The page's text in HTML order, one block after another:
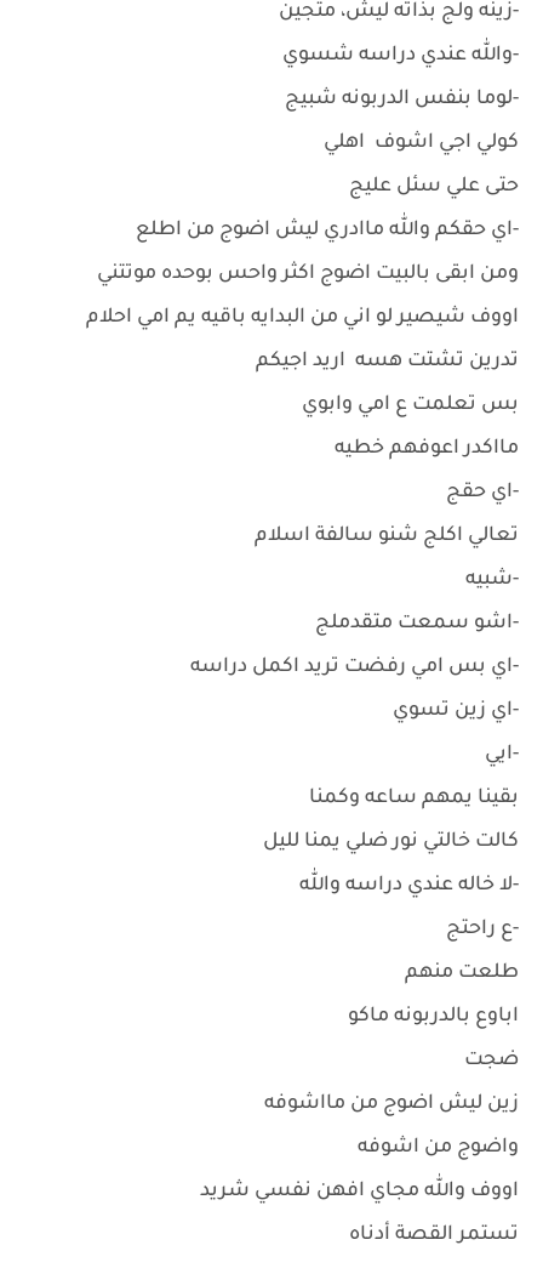
-زينه ولج بذاته ليش، متجين
-والله عندي دراسه شسوي
-لوما بنفس الدربونه شبيج
كولي اجي اشوف اهلي
حتى علي سئل عليج
-اي حقكم والله ماادري ليش اضوج من اطلع
ومن ابقى بالبيت اضوج اكثر واحس بوحده موتتني
اووف شيصير لو اني من البدايه باقيه يم امي احلام
تدرين تشتت هسه اريد اجيكم
بس تعلمت ع امي وابوي
مااكدر اعوفهم خطيه
-اي حقج
تعالي اكلج شنو سالفة اسلام
-شبيه
-اشو سمعت متقدملج
-اي بس امي رفضت تريد اكمل دراسه
-اي زين تسوي
-ايي
بقينا يمهم ساعه وكمنا
كالت خالتي نور ضلي يمنا لليل
-لا خاله عندي دراسه والله
-ع راحتج
طلعت منهم
اباوع بالدربونه ماكو
ضجت
زين ليش اضوج من مااشوفه
واضوج من اشوفه
اووف والله مجاي افهن نفسي شريد
تستمر القصة أدناه